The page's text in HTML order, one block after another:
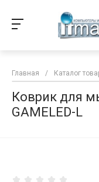
Главная / Каталог
Коврик для
GAMELED-L